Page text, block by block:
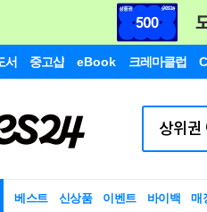
서 중고샵 eBook 크레마클럽
베스트 신상품 이벤트 바이백 매